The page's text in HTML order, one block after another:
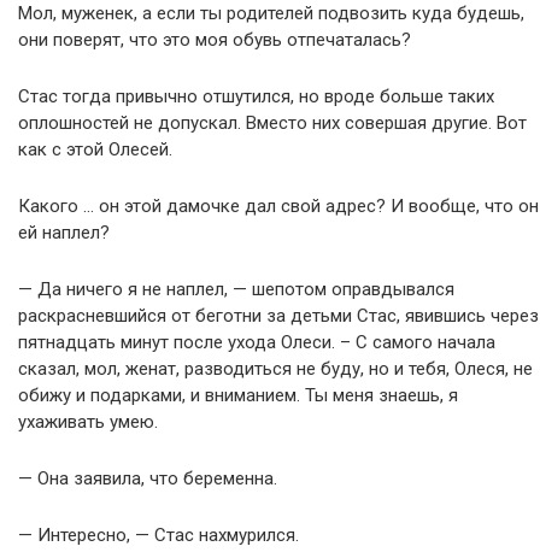
Мол, муженек, а если ты родителей подвозить куда будешь,
они поверят, что это моя обувь отпечаталась?
Стас тогда привычно отшутился, но вроде больше таких
оплошностей не допускал. Вместо них совершая другие. Вот
как с этой Олесей.
Какого … он этой дамочке дал свой адрес? И вообще, что он
ей наплел?
— Да ничего я не наплел, — шепотом оправдывался
раскрасневшийся от беготни за детьми Стас, явившись через
пятнадцать минут после ухода Олеси. – С самого начала
сказал, мол, женат, разводиться не буду, но и тебя, Олеся, не
обижу и подарками, и вниманием. Ты меня знаешь, я
ухаживать умею.
— Она заявила, что беременна.
— Интересно, — Стас нахмурился.